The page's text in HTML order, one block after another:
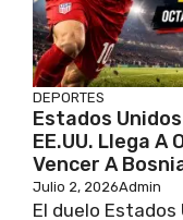
DEPORTES
Estados
EE.UU. Llega A
Vencer A
Julio 2, 2026Admin
El duelo Estados